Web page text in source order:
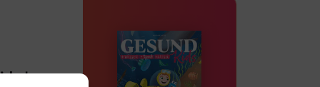
|